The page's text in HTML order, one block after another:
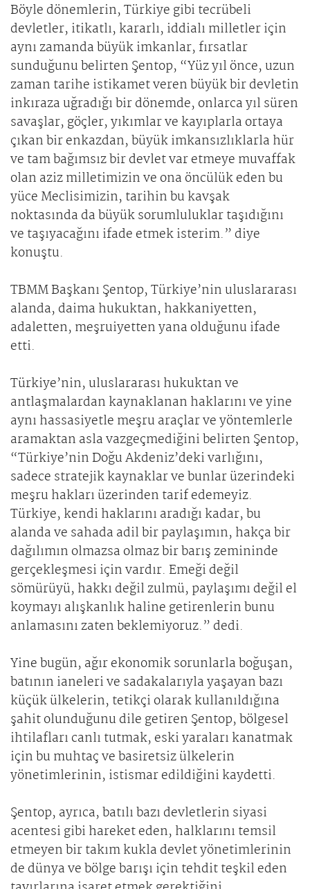
Böyle dönemlerin, Türkiye gibi tecrübeli
devletler, itikatlı, kararlı, iddialı milletler için
aynı zamanda büyük imkanlar, fırsatlar
sunduğunu belirten Şentop, “Yüz yıl önce, uzun
zaman tarihe istikamet veren büyük bir devletin
inkıraza uğradığı bir dönemde, onlarca yıl süren
savaşlar, göçler, yıkımlar ve kayıplarla ortaya
çıkan bir enkazdan, büyük imkansızlıklarla hür
ve tam bağımsız bir devlet var etmeye muvaffak
olan aziz milletimizin ve ona öncülük eden bu
yüce Meclisimizin, tarihin bu kavşak
noktasında da büyük sorumluluklar taşıdığını
ve taşıyacağını ifade etmek isterim.” diye
konuştu.
TBMM Başkanı Şentop, Türkiye’nin uluslararası
alanda, daima hukuktan, hakkaniyetten,
adaletten, meşruiyetten yana olduğunu ifade
etti.
Türkiye’nin, uluslararası hukuktan ve
antlaşmalardan kaynaklanan haklarını ve yine
aynı hassasiyetle meşru araçlar ve yöntemlerle
aramaktan asla vazgeçmediğini belirten Şentop,
“Türkiye’nin Doğu Akdeniz’deki varlığını,
sadece stratejik kaynaklar ve bunlar üzerindeki
meşru hakları üzerinden tarif edemeyiz.
Türkiye, kendi haklarını aradığı kadar, bu
alanda ve sahada adil bir paylaşımın, hakça bir
dağılımın olmazsa olmaz bir barış zemininde
gerçekleşmesi için vardır. Emeği değil
sömürüyü, hakkı değil zulmü, paylaşımı değil el
koymayı alışkanlık haline getirenlerin bunu
anlamasını zaten beklemiyoruz.” dedi.
Yine bugün, ağır ekonomik sorunlarla boğuşan,
batının ianeleri ve sadakalarıyla yaşayan bazı
küçük ülkelerin, tetikçi olarak kullanıldığına
şahit olunduğunu dile getiren Şentop, bölgesel
ihtilafları canlı tutmak, eski yaraları kanatmak
için bu muhtaç ve basiretsiz ülkelerin
yönetimlerinin, istismar edildiğini kaydetti.
Şentop, ayrıca, batılı bazı devletlerin siyasi
acentesi gibi hareket eden, halklarını temsil
etmeyen bir takım kukla devlet yönetimlerinin
de dünya ve bölge barışı için tehdit teşkil eden